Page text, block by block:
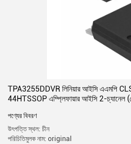
TPA3255DDVR লিনিয়ার আইসি এএমপি
44HTSSOP এম্প্লিফায়ার আইসি 2-চ্যানেল
পণ্যের বিবরণ
উৎপত্তি স্থল: চীন
পরিচিতিমুলক নাম: original